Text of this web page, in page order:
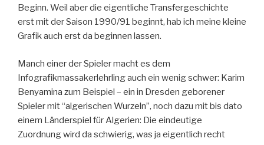
Beginn. Weil aber die eigentliche Transfergeschichte
erst mit der Saison 1990/91 beginnt, hab ich meine kleine
Grafik auch erst da beginnen lassen.
Manch einer der Spieler macht es dem
Infografikmassakerlehrling auch ein wenig schwer: Karim
Benyamina zum Beispiel – ein in Dresden geborener
Spieler mit “algerischen Wurzeln”, noch dazu mit bis dato
einem Länderspiel für Algerien: Die eindeutige
Zuordnung wird da schwierig, was ja eigentlich recht